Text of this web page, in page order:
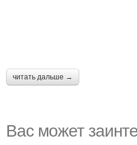
читать дальше →
Вас может